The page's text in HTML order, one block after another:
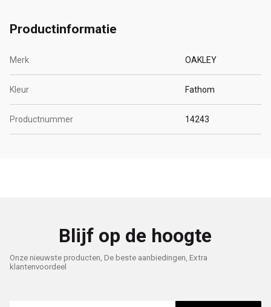
Productinformatie
Merk OAKLEY
Kleur Fathom
Productnummer 14243
Blijf op de hoogte
Onze nieuwste producten, De beste aanbiedingen, Extra
klantenvoordeel